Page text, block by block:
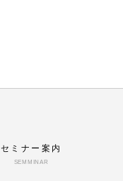
セミナー案内
SEMMINAR